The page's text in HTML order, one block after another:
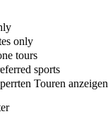
only
tours
sports
Touren anzeigen